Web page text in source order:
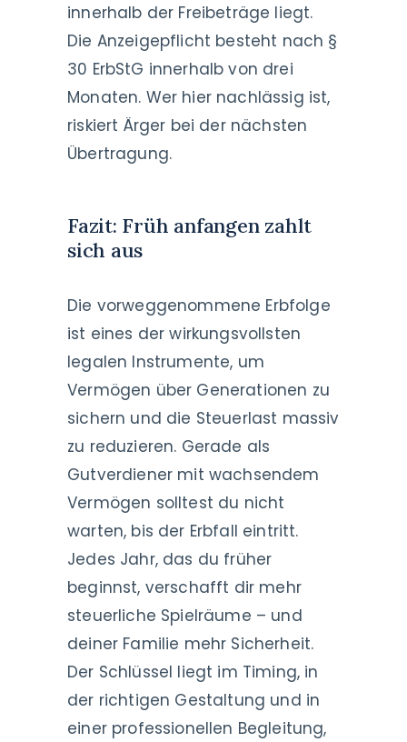
innerhalb der Freibeträge liegt.
Die Anzeigepflicht besteht nach §
30 ErbStG innerhalb von drei
Monaten. Wer hier nachlässig ist,
riskiert Ärger bei der nächsten
Übertragung.
Fazit: Früh anfangen zahlt
sich aus
Die vorweggenommene Erbfolge
ist eines der wirkungsvollsten
legalen Instrumente, um
Vermögen über Generationen zu
sichern und die Steuerlast massiv
zu reduzieren. Gerade als
Gutverdiener mit wachsendem
Vermögen solltest du nicht
warten, bis der Erbfall eintritt.
Jedes Jahr, das du früher
beginnst, verschafft dir mehr
steuerliche Spielräume – und
deiner Familie mehr Sicherheit.
Der Schlüssel liegt im Timing, in
der richtigen Gestaltung und in
einer professionellen Begleitung,